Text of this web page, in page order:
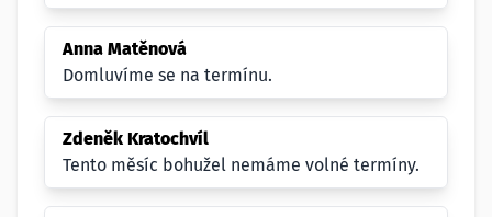
Anna Matěnová
Domluvíme se na termínu.
Zdeněk Kratochvíl
Tento měsíc bohužel nemáme volné termíny.